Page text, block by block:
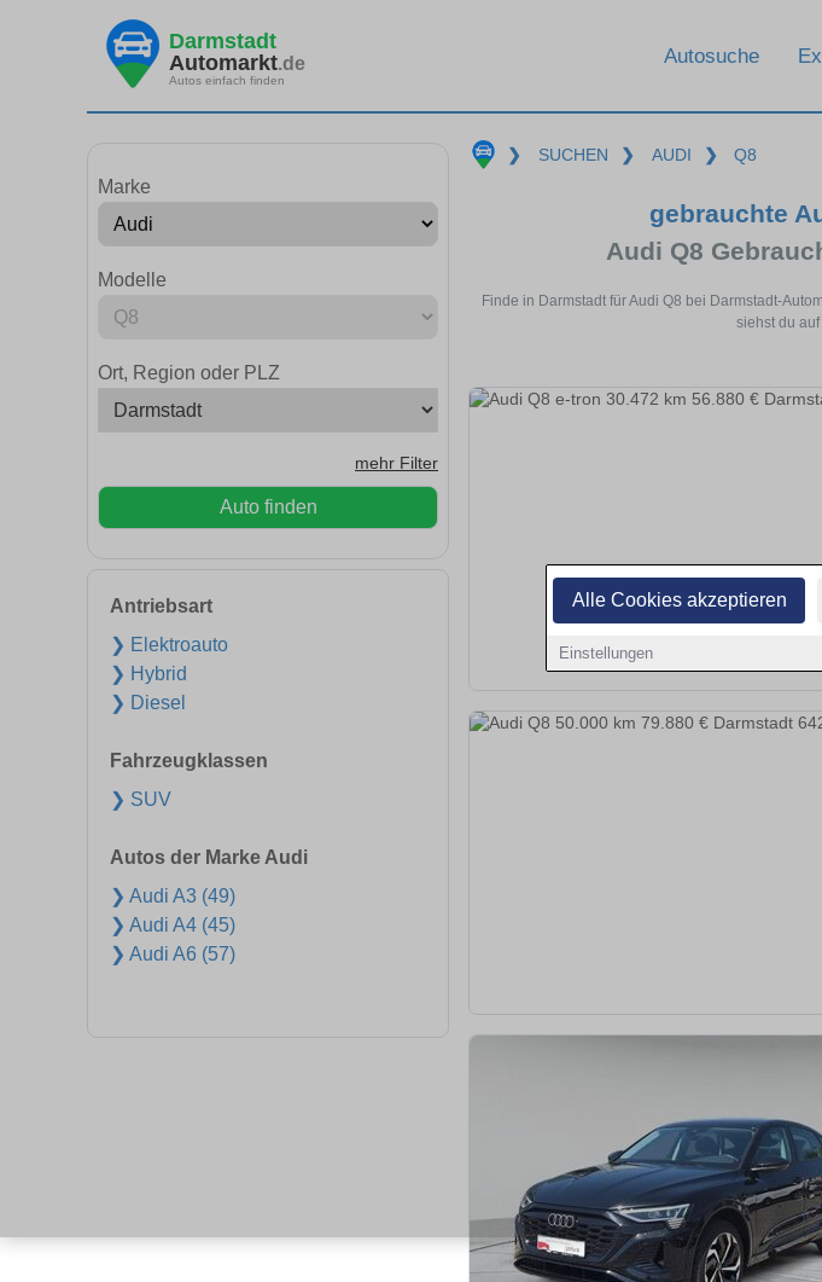
Alle Cookies akzeptieren
Einstellungen
Darmstadt
Automarkt.de
Autos einfach finden
Autosuche
Marke
Modelle
Ort, Region oder PLZ
mehr Filter
Auto finden
Antriebsart
❯ Elektroauto
❯ Hybrid
❯ Diesel
Fahrzeugklassen
❯ SUV
Autos der Marke Audi
❯ Audi A3 (49)
❯ Audi A4 (45)
❯ Audi A6 (57)
❯ SUCHEN ❯ AUDI ❯ Q8
gebrauchte
Audi Q8
Finde in Darmstadt für Audi Q8 bei Darmstadt-
siehst du